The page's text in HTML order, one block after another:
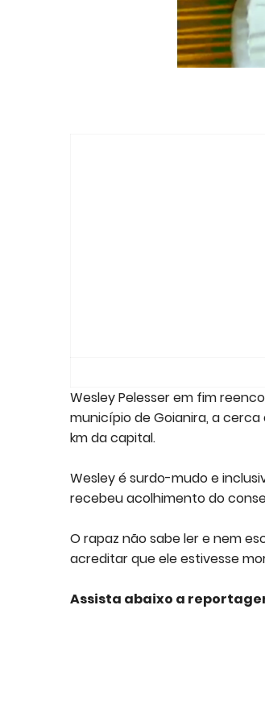
Wesley Pelesser em fim
município de Goianira, a cerca
km da capital.
Wesley é surdo-mudo e
recebeu acolhimento do
O rapaz não sabe ler e nem
acreditar que ele estivesse
Assista abaixo a